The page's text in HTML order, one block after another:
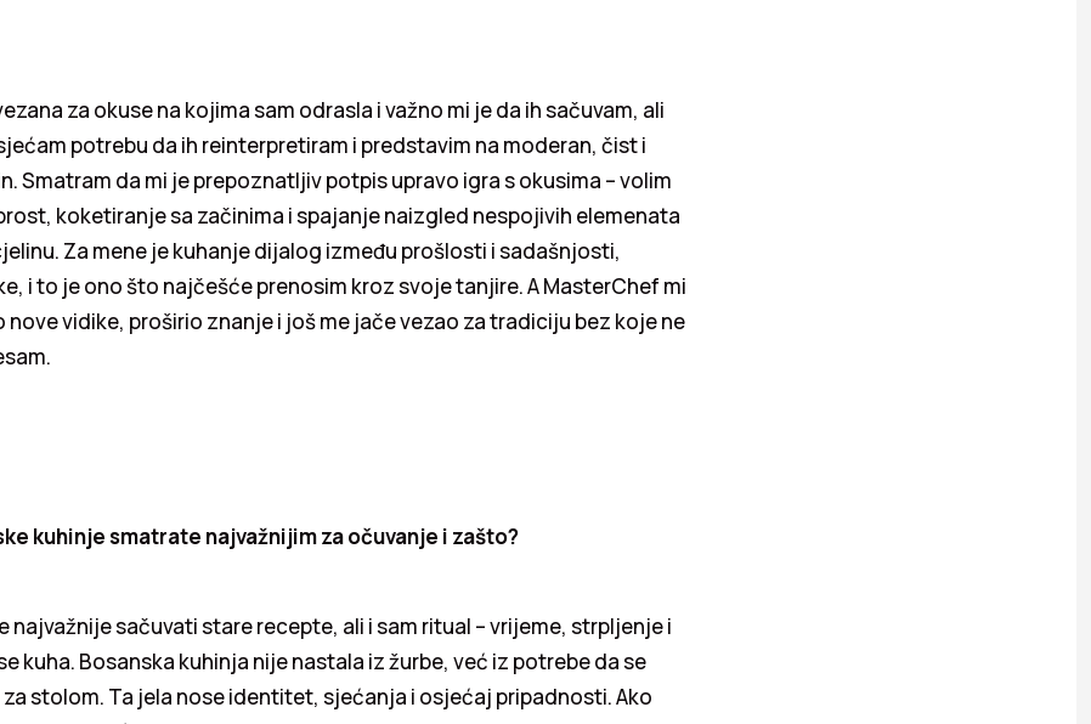
za okuse na kojima sam odrasla i važno mi je da ih sačuvam, ali
potrebu da ih reinterpretiram i predstavim na moderan, čist i
Smatram da mi je prepoznatljiv potpis upravo igra s okusima – volim
koketiranje sa začinima i spajanje naizgled nespojivih elemenata
Za mene je kuhanje dijalog između prošlosti i sadašnjosti,
i to je ono što najčešće prenosim kroz svoje tanjire. A MasterChef mi
nove vidike, proširio znanje i još me jače vezao za tradiciju bez koje ne
kuhinje smatrate najvažnijim za očuvanje i zašto?
najvažnije sačuvati stare recepte, ali i sam ritual – vrijeme, strpljenje i
kuha. Bosanska kuhinja nije nastala iz žurbe, već iz potrebe da se
stolom. Ta jela nose identitet, sjećanja i osjećaj pripadnosti. Ako